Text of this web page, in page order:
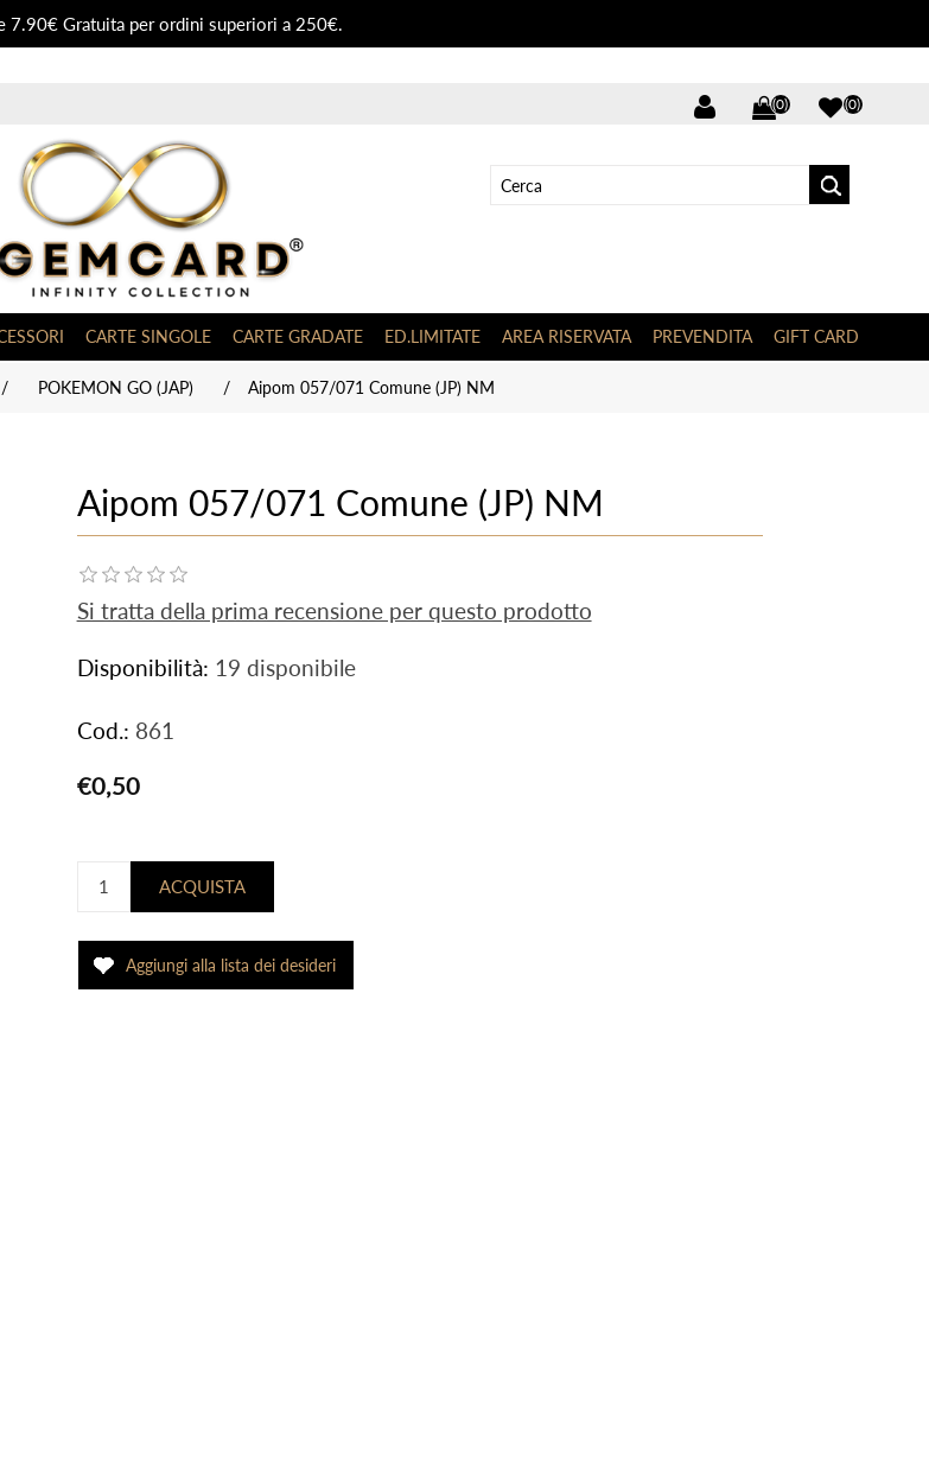
7.90€ Gratuita per ordini superiori a 250€.
(0) (0)
CARTE SINGOLE CARTE GRADATE ED.LIMITATE AREA RISERVATA PREVENDITA GIFT CARD
/ POKEMON GO (JAP) / Aipom 057/071 Comune (JP) NM
Aipom 057/071 Comune (JP) NM
Si tratta della prima recensione per questo prodotto
Disponibilità: 19 disponibile
Cod.: 861
€0,50